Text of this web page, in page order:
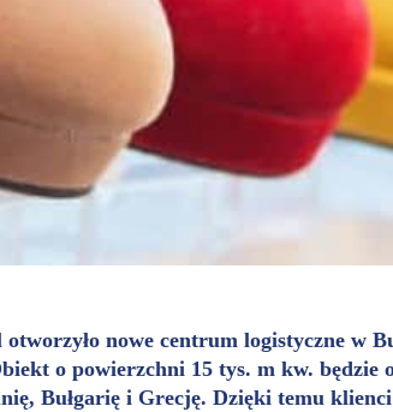
nowe centrum logistyczne w
o powierzchni 15 tys. m kw. będzie
Bułgarię i Grecję. Dzięki temu